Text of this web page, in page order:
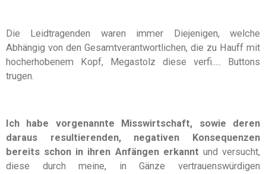
Die Leidtragenden waren immer Diejenigen, welche
Abhängig von den Gesamtverantwortlichen, die zu Hauff mit
hocherhobenem Kopf, Megastolz diese verfi..... Buttons
trugen.
Ich habe vorgenannte Misswirtschaft, sowie deren
daraus resultierenden, negativen Konsequenzen
bereits schon in ihren Anfängen erkannt und versucht,
diese durch meine, in Gänze vertrauenswürdigen